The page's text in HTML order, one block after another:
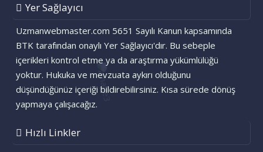
Yer Sağlayıcı
Uzmanwebmaster.com 5651 Sayılı Kanun kapsamında
BTK tarafından onaylı Yer Sağlayıcı'dır. Bu sebeple
içerikleri kontrol etme ya da araştırma yükümlülüğü
yoktur. Hukuka ve mevzuata aykırı olduğunu
düşündüğünüz içeriği bildirebilirsiniz. Kısa sürede dönüş
yapmaya çalışacağız.
Hızlı Linkler